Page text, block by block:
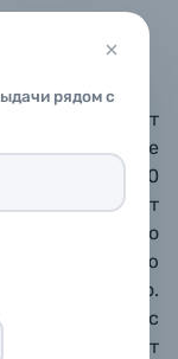
рядом с
позволяет
удалении, до 40
идет
можно
с помощью
отдельно.
что вес
составляет